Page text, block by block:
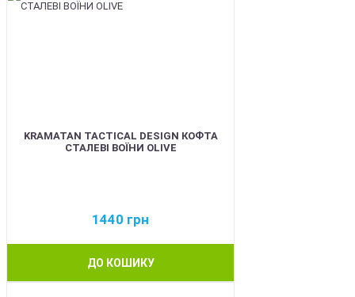
KRAMATAN TACTICAL DESIGN КОФТА
СТАЛЕВІ ВОЇНИ OLIVE
1440 грн
ДО КОШИКУ